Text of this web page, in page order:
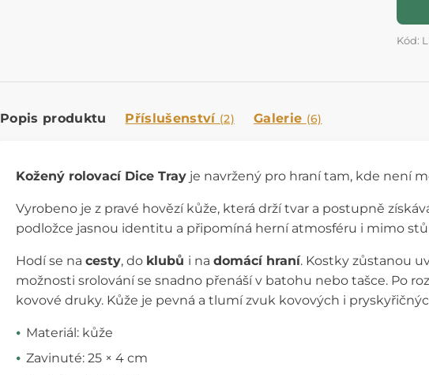
Kód:
Popis produktu Příslušenství (2) Galerie (6)
Kožený rolovací Dice Tray je navržený pro hraní tam, kde není
Vyrobeno je z pravé hovězí kůže, která drží tvar a postupně
podložce jasnou identitu a připomíná herní atmosféru i mimo
Hodí se na cesty, do klubů i na domácí hraní. Kostky zůstanou
možnosti srolování se snadno přenáší v batohu nebo tašce. Po
kovové druky. Kůže je pevná a tlumí zvuk kovových i
Materiál: kůže
Zavinuté: 25 × 4 cm